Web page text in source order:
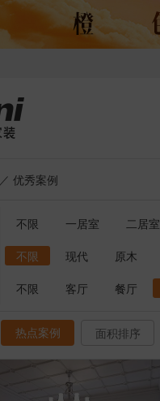
／ 优秀案例
不限 一居室 二居室
不限 现代 原木
不限 客厅 餐厅
热点案例 面积排序